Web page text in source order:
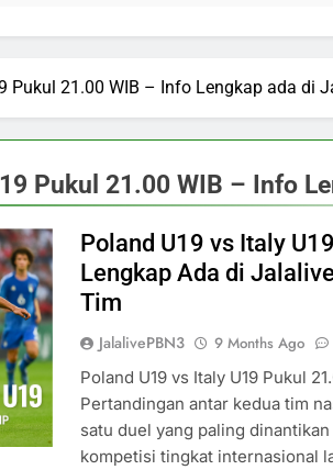
Pukul 21.00 WIB – Info Lengkap ada di
Pukul 21.00 WIB – Info
Poland U19 vs Italy
Lengkap Ada di
Tim
JalalivePBN3 9 Months Ago
Poland U19 vs Italy U19 Pukul
Pertandingan antar kedua tim
satu duel yang paling
kompetisi tingkat internasional